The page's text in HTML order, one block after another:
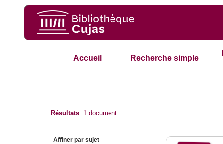
Accueil Recherche simple
Résultats 1 document
Affiner par sujet